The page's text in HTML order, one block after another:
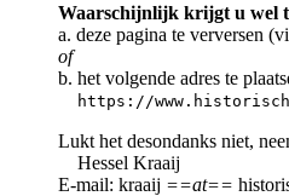
Waarschijnlijk krijgt u wel
a. deze pagina te verversen
of
b. het volgende adres te
https://
Lukt het desondanks niet,
Hessel Kraaij
E-mail: kraaij ==at==